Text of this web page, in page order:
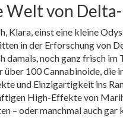
Welt von
Klara, einst eine kleine
in der Erforschung von
damals, noch ganz frisch
100 Cannabinoide, die
und Einzigartigkeit ins
High-Effekte von
– oder manchmal auch